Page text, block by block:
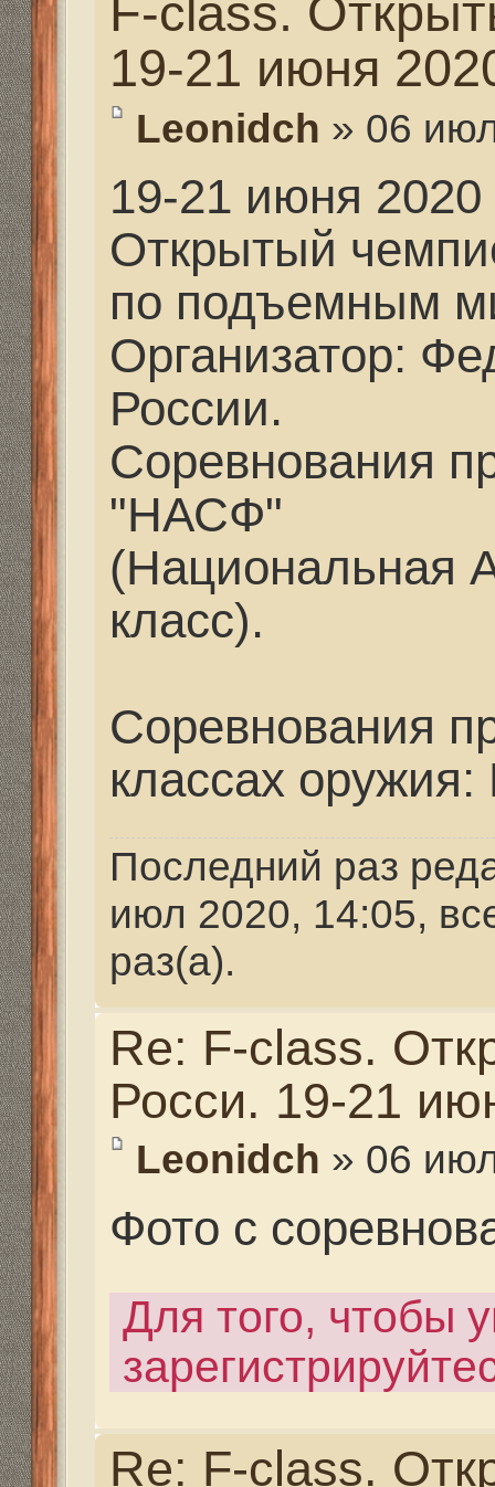
19-21 июня 2020 г. в
Открытый чемпионат
по подъемным
Организатор:
России.
Соревнования
"НАСФ"
(Национальная
класс).
Соревнования
классах оружия: F-
Последний раз
июл 2020, 14:05, всего
раз(а).
Re: F-class.
Росси. 19-21 июня
Leonidch» 06 июл
Фото с соревнований
Для того, чтобы
зарегистрируйтесь.
Re: F-class.
Росси. 19-21 июня
Leonidch» 06 июл
Фото с соревнований
Для того, чтобы
зарегистрируйтесь.
Re: F-class.
Росси. 19-21 июня
Leonidch» 06 июл